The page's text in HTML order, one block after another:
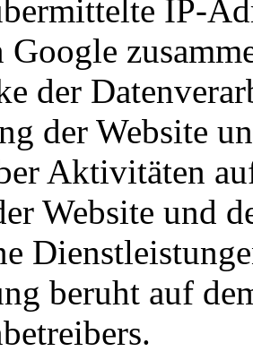
IP-
Google
der
der Website
Aktivitäten
Website und
beruht auf